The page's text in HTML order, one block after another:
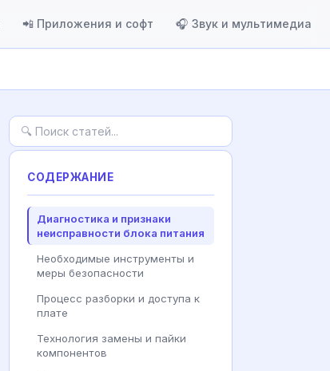
📲 Приложения и софт 🎧 Звук и мультимедиа
СОДЕРЖАНИЕ
Диагностика и признаки
неисправности блока питания
Необходимые инструменты и
меры безопасности
Процесс разборки и доступа к
плате
Технология замены и пайки
компонентов